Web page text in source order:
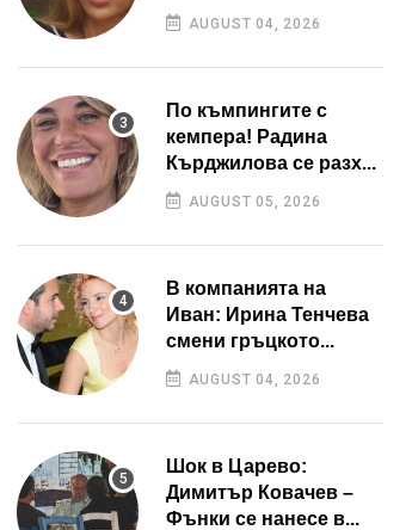
AUGUST 04, 2026
По къмпингите с
кемпера! Радина
Кърджилова се разх...
AUGUST 05, 2026
В компанията на
Иван: Ирина Тенчева
смени гръцкото...
AUGUST 04, 2026
Шок в Царево:
Димитър Ковачев –
Фънки се нанесе в...